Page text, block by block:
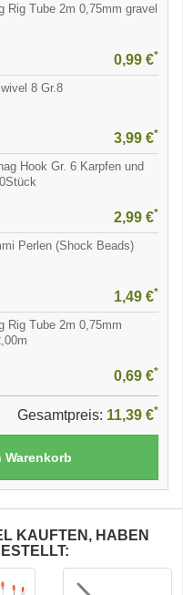
Rig Tube 2m 0,75mm gravel
0,99 €*
8 Gr.8
3,99 €*
Hook Gr. 6 Karpfen und
2,99 €*
Perlen (Shock Beads)
1,49 €*
Rig Tube 2m 0,75mm
0,69 €*
Gesamtpreis: 11,39 €*
KAUFTEN, HABEN